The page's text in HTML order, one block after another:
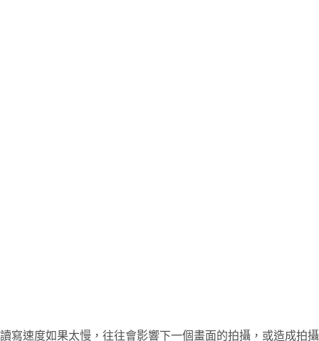
讀寫速度如果太慢，往往會影響下一個畫面的拍攝，或造成拍攝